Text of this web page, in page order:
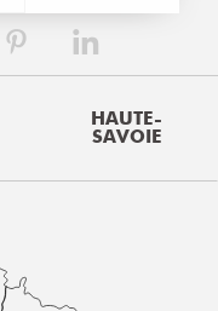
HAUTE-
SAVOIE